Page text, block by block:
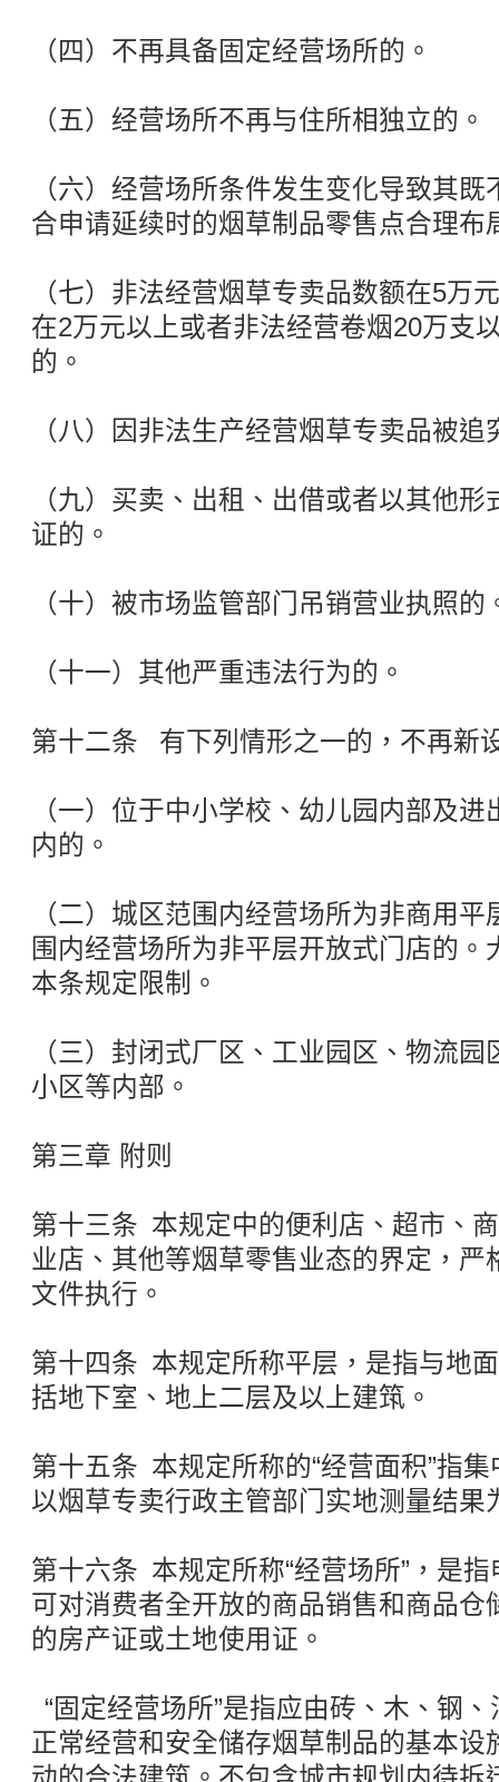
（四）不再具备固定经营场所的。
（五）经营场所不再与住所相独立的。
（六）经营场所条件发生变化导致其
合申请延续时的烟草制品零售点合理布
（七）非法经营烟草专卖品数额在5万
在2万元以上或者非法经营卷烟20万支
的。
（八）因非法生产经营烟草专卖品被
（九）买卖、出租、出借或者以其他
证的。
（十）被市场监管部门吊销营业执照的
（十一）其他严重违法行为的。
第十二条 有下列情形之一的，不再新
（一）位于中小学校、幼儿园内部及
内的。
（二）城区范围内经营场所为非商用
围内经营场所为非平层开放式门店的
本条规定限制。
（三）封闭式厂区、工业园区、物流
小区等内部。
第三章 附则
第十三条 本规定中的便利店、超市、
业店、其他等烟草零售业态的界定，严
文件执行。
第十四条 本规定所称平层，是指与地
括地下室、地上二层及以上建筑。
第十五条 本规定所称的“经营面积”指
以烟草专卖行政主管部门实地测量结果
第十六条 本规定所称“经营场所”，是
可对消费者全开放的商品销售和商品仓
的房产证或土地使用证。
“固定经营场所”是指应由砖、木、钢
正常经营和安全储存烟草制品的基本设